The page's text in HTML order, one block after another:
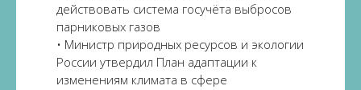
действовать система госучёта выбросов
парниковых газов
• Министр природных ресурсов и экологии
России утвердил План адаптации к
изменениям климата в сфере